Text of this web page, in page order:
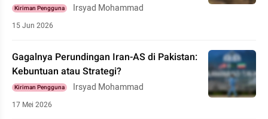
Kiriman Pengguna Irsyad Mohammad
15 Jun 2026
Gagalnya Perundingan Iran-AS di Pakistan:
Kebuntuan atau Strategi?
Kiriman Pengguna Irsyad Mohammad
17 Mei 2026